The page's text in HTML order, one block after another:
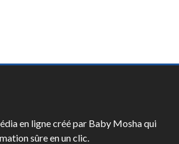
en ligne créé par Baby Mosha qui
sûre en un clic.